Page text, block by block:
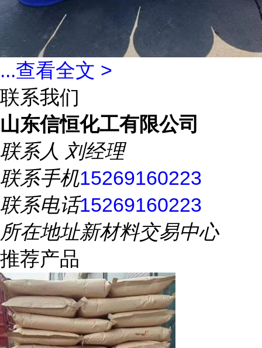
...查看全文 >
联系我们
山东信恒化工有限公司
联系人 刘经理
联系手机15269160223
联系电话15269160223
所在地址新材料交易中心
推荐产品